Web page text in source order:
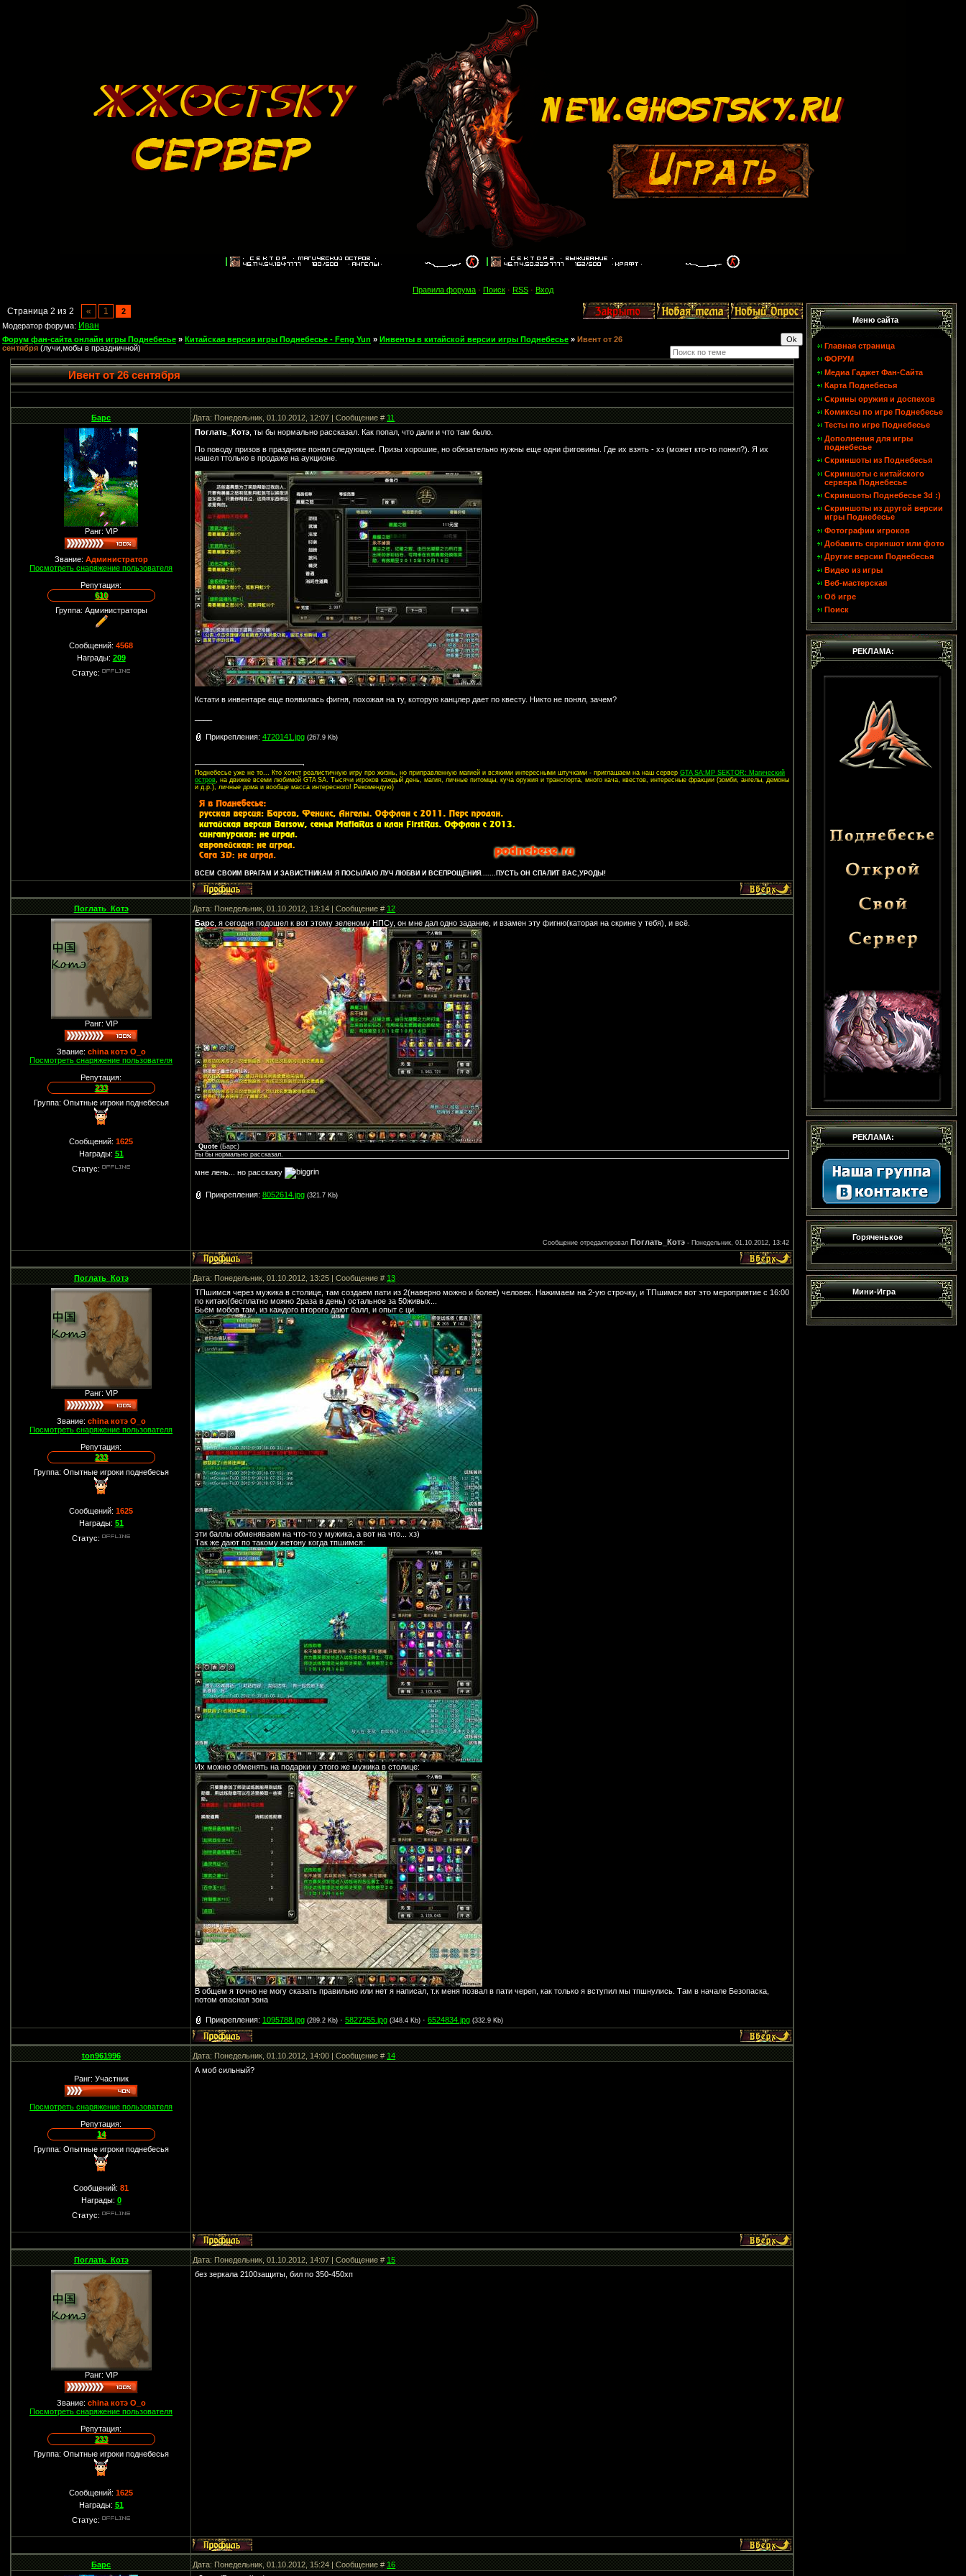
Правила форума · Поиск · RSS · Вход
Страница 2 из 2 « 1
2
Модератор форума: Иван
Форум фан-сайта онлайн игры Поднебесье » Китайская версия игры Поднебесье - Feng Yun » Инвенты в китайской версии игры Поднебесье » Ивент от 26
сентября (лучи,мобы в праздничной)
Ивент от 26 сентября
Барс Дата: Понедельник, 01.10.2012, 12:07 | Сообщение #11
Ранг: VIP
Звание: Администратор
Посмотреть снаряжение пользователя
Репутация:
610
Группа: Администраторы
Сообщений:4568
Награды: 209
Статус:
Поглать_Котэ , ты бы нормально рассказал. Как попал, что дали и что там было.
По поводу призов в празднике понял следующее. Призы хорошие, но обязательно нужны еще одни фиговины. Где их взять - хз (может кто-то понял?). Я их
нашел ттолько в продаже на аукционе.
Кстати в инвентаре еще появилась фигня, похожая на ту, которую канцлер дает по квесту. Никто не понял, зачем?
Прикрепления:4720141.jpg (267.9 Kb)
Поднебесье уже не то... Кто хочет реалистичную игру про жизнь, но приправленную магией и всякими интересными штучками - приглашаем на наш серверGTA SA:MP SEKTOR: Магический
остров, на движке всеми любимой GTA SA. Тысячи игроков каждый день, магия, личные питомцы, куча оружия и транспорта, много кача, квестов, интересные фракции (зомби, ангелы, демоны
и д.р.), личные дома и вообще масса интересного! Рекомендую)
ВСЕМ СВОИМ ВРАГАМ И ЗАВИСТНИКАМ Я ПОСЫЛАЮ ЛУЧ ЛЮБВИ И ВСЕПРОЩЕНИЯ.......ПУСТЬ ОН СПАЛИТ ВАС,УРОДЫ!
Поглать_Котэ Дата: Понедельник, 01.10.2012, 13:14 | Сообщение #12
Ранг: VIP
Звание: china котэ О_о
Посмотреть снаряжение пользователя
Репутация:
233
Группа: Опытные игроки поднебесья
Сообщений:1625
Награды: 51
Статус:
Барс , я сегодня подошел к вот этому зеленому НПСу, он мне дал одно задание, и взамен эту фигню(каторая на скрине у тебя), и всё.
Quote (Барс)
ты бы нормально рассказал.
мне лень... но расскажу
Прикрепления:8052614.jpg (321.7 Kb)
Сообщение отредактировал Поглать_Котэ - Понедельник, 01.10.2012, 13:42
Поглать_Котэ Дата: Понедельник, 01.10.2012, 13:25 | Сообщение #13
Ранг: VIP
Звание: china котэ О_о
Посмотреть снаряжение пользователя
Репутация:
233
Группа: Опытные игроки поднебесья
Сообщений:1625
Награды: 51
Статус:
ТПшимся через мужика в столице, там создаем пати из 2(наверно можно и более) человек. Нажимаем на 2-ую строчку, и ТПшимся вот это мероприятие с 16:00
по китаю(бесплатно можно 2раза в день) остальное за 50живых...
Бьём мобов там, из каждого второго дают балл, и опыт с ци.
эти баллы обменяваем на что-то у мужика, а вот на что... хз)
Так же дают по такому жетону когда тпшимся:
Их можно обменять на подарки у этого же мужика в столице:
В общем я точно не могу сказать правильно или нет я написал, т.к меня позвал в пати череп, как только я вступил мы тпшнулись. Там в начале Безопаска,
потом опасная зона
Прикрепления: 1095788.jpg (289.2 Kb) ·5827255.jpg (348.4 Kb) ·6524834.jpg (332.9 Kb)
ton961996 Дата: Понедельник, 01.10.2012, 14:00 | Сообщение #14
Ранг: Участник
Посмотреть снаряжение пользователя
Репутация:
14
Группа: Опытные игроки поднебесья
Сообщений:81
Награды: 0
Статус:
А моб сильный?
Поглать_Котэ Дата: Понедельник, 01.10.2012, 14:07 | Сообщение #15
Ранг: VIP
Звание: china котэ О_о
Посмотреть снаряжение пользователя
Репутация:
233
Группа: Опытные игроки поднебесья
Сообщений:1625
Награды: 51
Статус:
без зеркала 2100защиты, бил по 350-450хп
Барс Дата: Понедельник, 01.10.2012, 15:24 | Сообщение #16
Меню сайта
Главная страница
ФОРУМ
Медиа Гаджет Фан-Сайта
Карта Поднебесья
Скрины оружия и доспехов
Комиксы по игре Поднебесье
Тесты по игре Поднебесье
Дополнения для игры
поднебесье
Скриншоты из Поднебесья
Скриншоты с китайского
сервера Поднебесье
Скриншоты Поднебесье 3d :)
Скриншоты из другой версии
игры Поднебесье
Фотографии игроков
Добавить скриншот или фото
Другие версии Поднебесья
Видео из игры
Веб-мастерская
Об игре
Поиск
РЕКЛАМА:
РЕКЛАМА:
Горяченькое
Мини-Игра